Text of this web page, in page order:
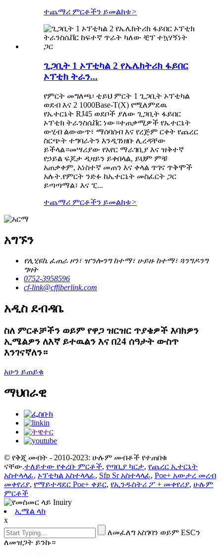
ተጨማሪ ምርቶችን ይመልከቱ>
ጊጋቢት 1 ኦፕቲካል 2 የኤሌክትሪክ ፋይበር
ኦፕቲክ ትራን...
የምርት መግለጫ፡ ቲይህ ምርት 1 ጊጋቢት ኦፕቲካል
ወደብ እና 2 1000Base-T(X) የሚለምደዉ
የኤተርኔት RJ45 ወደቦች ያለው ጊጋቢት ፋይበር
ኦፕቲክ ትራንስሴቨር ነው።ተጠቃሚዎች የኤተርኔት
ውሂብ ልውውጥ፣ ማሰባሰብ እና የረጅም ርቀት የጨረር
ስርጭት ተግባራትን እንዲገነዘቡ ሊረዳቸው
ይችላል።መሣሪያው የአየር ማራገቢያ እና ዝቅተኛ
የኃይል ፍጆታ ዲዛይን ይቀበላል, ይህም ምቹ
አጠቃቀም, አነስተኛ መጠን እና ቀላል ጥገና ጥቅሞች
አሉት.የምርት ንድፉ ከኤተርኔት መስፈርት ጋር
ይጣጣማል፣ እና ፒ...
ተጨማሪ ምርቶችን ይመልከቱ>
አግኙን
የሊሂዩኬ ፈጠራ ዞን፣ ዠንሎንግ ከተማ፣ ሁይዙ ከተማ፣ ጓንግዶንግ
ግዛት
0752-3958596
cf-link@cffiberlink.com
አዲስ ደብዳቤ
ስለ ምርቶቻችን ወይም የዋጋ ዝርዝር ጥያቄዎች እባክዎን
ኢሜልዎን ለእኛ ይተዉልን እና በ24 ሰዓታት ውስጥ
እንገናኛለን።
አሁን ይጠይቁ
ማህበራዊ
© የቅጂ መብት - 2010-2023: ሁሉም መብቶች የተጠበቁ
ናቸው.ተለይተው የቀረቡ ምርቶች, የጣቢያ ካርታ, የጨረር ኢተርኔት
አስተላላፊ, ኦፕቲካል አስተላላፊ, Sfp Sr አስተላላፊ, Poe+ አውታረ መረብ
መቀየሪያ, የማይተዳደር Poe+ ቀይር, የኢንዱስትሪ ፖ + መቀየሪያ, ሁሉም
ምርቶች
ኢሜል ላክ
x
ለመፈለግ አስገባን ወይም ESCን
ለመዝጋት ይንኩ።